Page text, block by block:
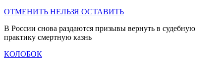
ОТМЕНИТЬ НЕЛЬЗЯ ОСТАВИТЬ
В России снова раздаются призывы вернуть в судебную
практику смертную казнь
КОЛОБОК